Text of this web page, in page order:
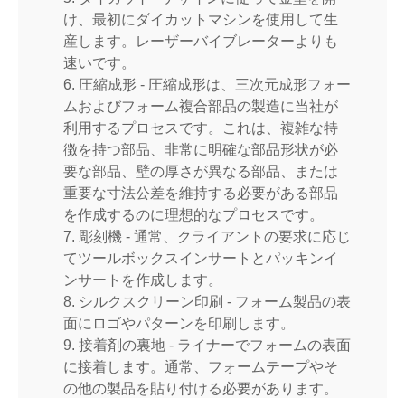
け、最初にダイカットマシンを使用して生
産します。レーザーバイブレーターよりも
速いです。
6. 圧縮成形 - 圧縮成形は、三次元成形フォー
ムおよびフォーム複合部品の製造に当社が
利用するプロセスです。これは、複雑な特
徴を持つ部品、非常に明確な部品形状が必
要な部品、壁の厚さが異なる部品、または
重要な寸法公差を維持する必要がある部品
を作成するのに理想的なプロセスです。
7. 彫刻機 - 通常、クライアントの要求に応じ
てツールボックスインサートとパッキンイ
ンサートを作成します。
8. シルクスクリーン印刷 - フォーム製品の表
面にロゴやパターンを印刷します。
9. 接着剤の裏地 - ライナーでフォームの表面
に接着します。通常、フォームテープやそ
の他の製品を貼り付ける必要があります。